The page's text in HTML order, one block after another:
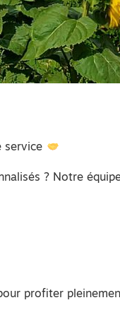
service
? Notre
profiter